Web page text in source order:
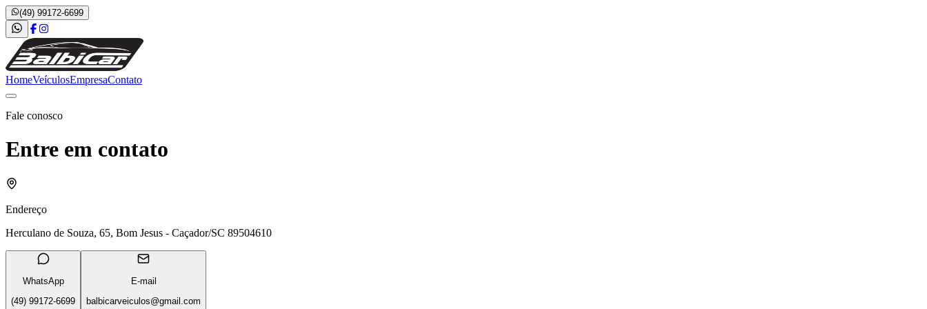
(49) 99172-6699
HomeVeículosEmpresaContato
Fale conosco
Entre em contato
Endereço
Herculano de Souza, 65, Bom Jesus - Caçador/SC 89504610
WhatsApp
(49) 99172-6699
E-mail
balbicarveiculos@gmail.com